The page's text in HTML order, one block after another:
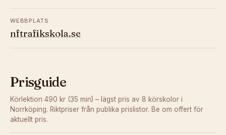
WEBBPLATS
nftrafikskola.se
Prisguide
Körlektion 490 kr (35 min) – lägst pris av 8 körskolor i
Norrköping. Riktpriser från publika prislistor. Be om offert för
aktuellt pris.